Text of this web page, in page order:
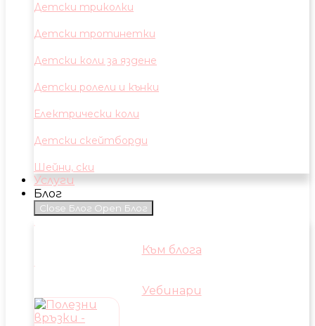
Детски триколки
Детски тротинетки
Детски коли за яздене
Детски ролели и кънки
Електрически коли
Детски скейтборди
Шейни, ски
Услуги
Блог
Close Блог Open Блог
Към блога
Уебинари